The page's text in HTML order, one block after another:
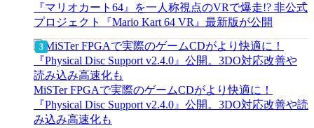
『マリオカート64』を一人称視点のVRで爆走!? 非公式
プロジェクト『Mario Kart 64 VR』最新版が公開
MiSTer FPGAで実際のゲームCDがより快適に！
『Physical Disc Support v2.4.0』公開。3DO対応改善や読
み込み高速化も